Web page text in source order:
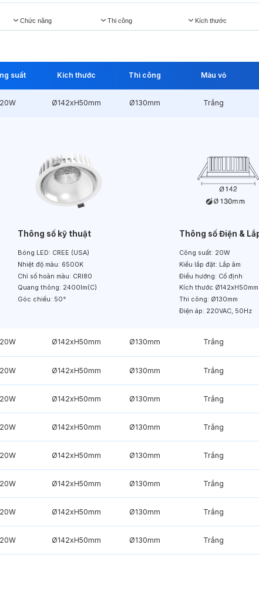
Chức năng Thi công Kích thước
suất Kích thước Thi công Màu vỏ
20W Ø142xH50mm Ø130mm Trắng
Thông số kỹ thuật
Bóng LED: CREE (USA)
Nhiệt độ màu: 6500K
Chỉ số hoàn màu: CRI80
Quang thông: 2400lm(C)
Góc chiếu: 50°
Thông số Điện &
Công suất: 20W
Kiểu lắp đặt: Lắp âm
Điều hướng: Cố định
Kích thước Ø142xH50mm
Thi công: Ø130mm
Điện áp: 220VAC, 50Hz
20W Ø142xH50mm Ø130mm Trắng
20W Ø142xH50mm Ø130mm Trắng
20W Ø142xH50mm Ø130mm Trắng
20W Ø142xH50mm Ø130mm Trắng
20W Ø142xH50mm Ø130mm Trắng
20W Ø142xH50mm Ø130mm Trắng
20W Ø142xH50mm Ø130mm Trắng
20W Ø142xH50mm Ø130mm Trắng